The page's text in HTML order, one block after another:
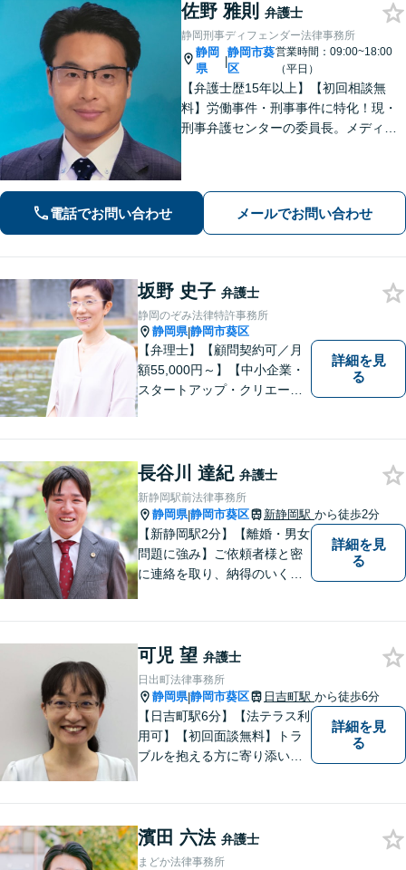
佐野 雅則 弁護士
静岡刑事ディフェンダー法律事務所
静岡
県
|
静岡市葵
区
営業時間：09:00~18:00
（平日）
【弁護士歴15年以上】【初回相談無
料】労働事件・刑事事件に特化！現・
刑事弁護センターの委員長。メディア
す。地域密着型の法律事務所
電話でお問い合わせ メールでお問い合わせ
坂野 史子 弁護士
静岡のぞみ法律特許事務所
静岡県|静岡市葵区
【弁理士】【顧問契約可／月
額55,000円～】【中小企業・
スタートアップ・クリエータ
標、著作権、不正競争防止法
の専門知識・経験豊富」「リ
ーガルフォースの高精度契約
書チェック」
詳細を見
る
長谷川 達紀 弁護士
新静岡駅前法律事務所
静岡県|静岡市葵区 新静岡駅 から徒歩2分
【新静岡駅2分】【離婚・男女
問題に強み】ご依頼者様と密
に連絡を取り、納得のいく解
的に行っております。お困り
でしたら、お気軽にご相談く
ださい！
詳細を見
る
可児 望 弁護士
日出町法律事務所
静岡県|静岡市葵区 日吉町駅 から徒歩6分
【日吉町駅6分】【法テラス利
用可】【初回面談無料】トラ
ブルを抱える方に寄り添い、
詳細を見
る
濱田 六法 弁護士
まどか法律事務所